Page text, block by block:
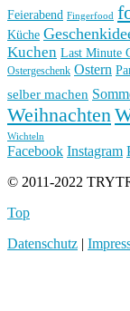
Feierabend Fingerfood
Küche
Kuchen Last Minute
Ostergeschenk Ostern
selber machen
Weihnachten
Wichteln
Facebook Instagram
© 2011-2022
Top
Datenschutz |